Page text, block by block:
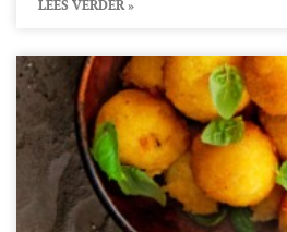
LEES VERDER »